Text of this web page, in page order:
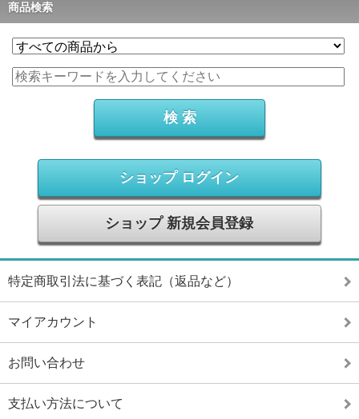
商品検索
ショップ ログイン
ショップ 新規会員登録
特定商取引法に基づく表記（返品など）
マイアカウント
お問い合わせ
支払い方法について